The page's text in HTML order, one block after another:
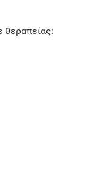
θεραπείας: